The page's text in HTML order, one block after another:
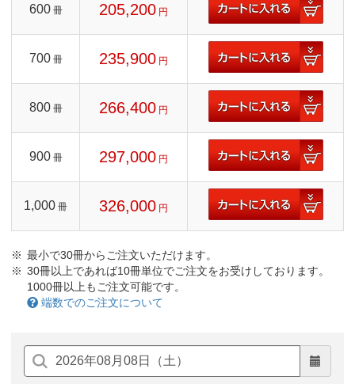
600 冊 205,200 円
700 冊 235,900 円
800 冊 266,400 円
900 冊 297,000 円
1,000 冊 326,000 円
最小で30冊からご注文いただけます。
30冊以上であれば10冊単位でご注文をお受けしております。
1000冊以上もご注文可能です。
端数でのご注文について